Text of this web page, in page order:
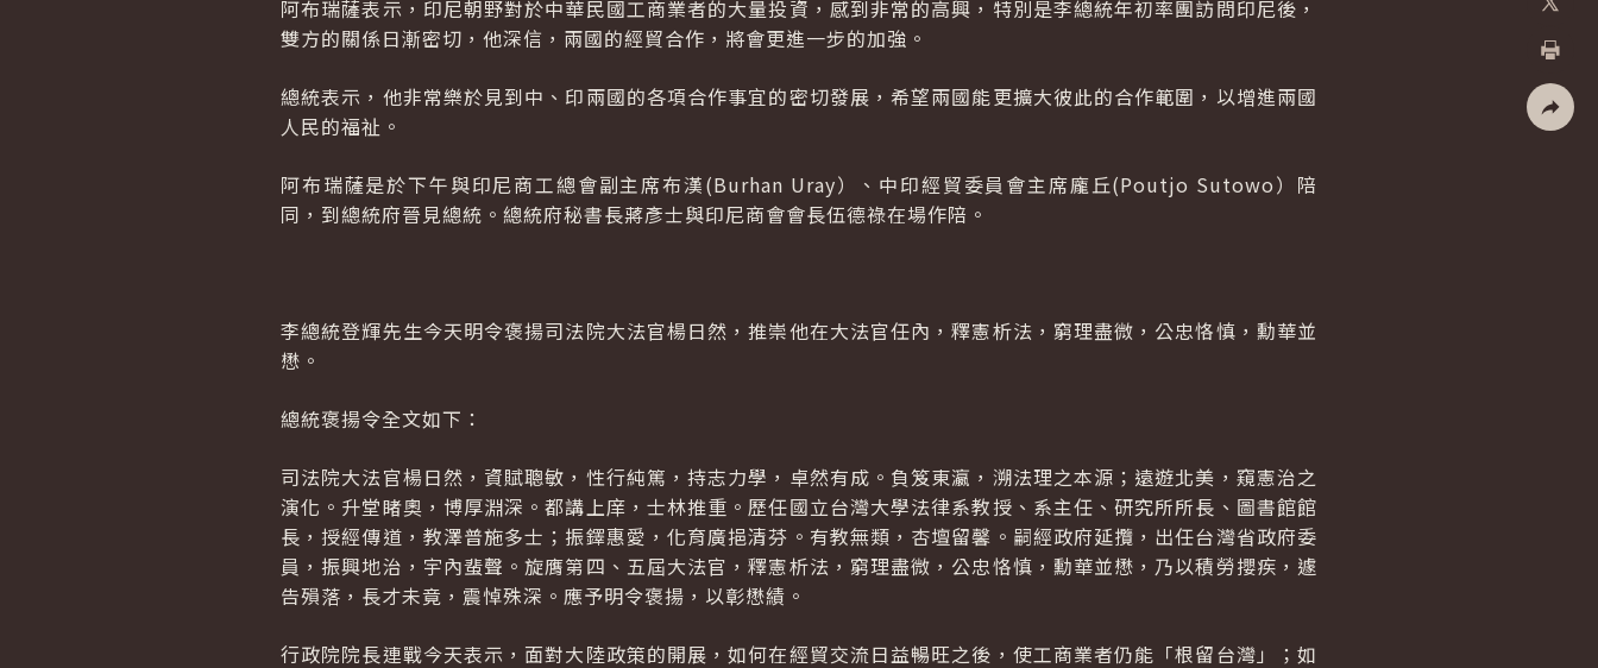
列印
阿布瑞薩表示，印尼朝野對於中華民國工商業者的大量投資，感到非常的高興，特別是李總統年初率團訪問印尼後，
雙方的關係日漸密切，他深信，兩國的經貿合作，將會更進一步的加強。
總統表示，他非常樂於見到中、印兩國的各項合作事宜的密切發展，希望兩國能更擴大彼此的合作範圍，以增進兩國
人民的福祉。
阿布瑞薩是於下午與印尼商工總會副主席布漢(Burhan Uray）、中印經貿委員會主席龐丘(Poutjo Sutowo）陪
同，到總統府晉見總統。總統府秘書長蔣彥士與印尼商會會長伍德祿在場作陪。
李總統登輝先生今天明令褒揚司法院大法官楊日然，推崇他在大法官任內，釋憲析法，窮理盡微，公忠恪慎，勳華並
懋。
總統褒揚令全文如下：
司法院大法官楊日然，資賦聰敏，性行純篤，持志力學，卓然有成。負笈東瀛，溯法理之本源；遠遊北美，窺憲治之
演化。升堂睹奧，博厚淵深。都講上庠，士林推重。歷任國立台灣大學法律系教授、系主任、研究所所長、圖書館館
長，授經傳道，教澤普施多士；振鐸惠愛，化育廣挹清芬。有教無類，杏壇留馨。嗣經政府延攬，出任台灣省政府委
員，振興地治，宇內蜚聲。旋膺第四、五屆大法官，釋憲析法，窮理盡微，公忠恪慎，勳華並懋，乃以積勞攖疾，遽
告殞落，長才未竟，震悼殊深。應予明令褒揚，以彰懋績。
行政院院長連戰今天表示，面對大陸政策的開展，如何在經貿交流日益暢旺之後，使工商業者仍能「根留台灣」；如